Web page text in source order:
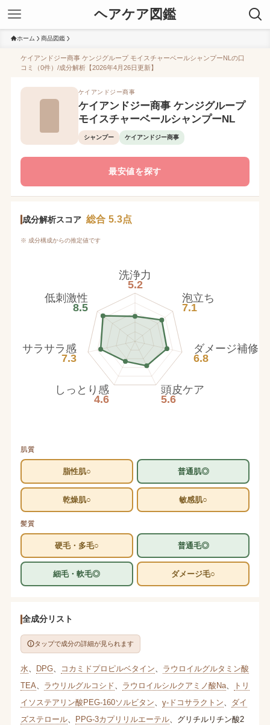
ヘアケア図鑑
ホーム 商品図鑑
ケイアンドジー商事 ケンジグループ モイスチャーベールシャンプーNLの口
コミ（0件）/成分解析【2026年4月26日更新】
ケイアンドジー商事
ケイアンドジー商事 ケンジグループ
モイスチャーベールシャンプーNL
シャンプー ケイアンドジー商事
最安値を探す
成分解析スコア 総合 5.3点
※ 成分構成からの推定値です
洗浄力
5.2
泡立ち
7.1
ダメージ補修
6.8
頭皮ケア
5.6
しっとり感
4.6
サラサラ感
7.3
低刺激性
8.5
肌質
脂性肌○ 普通肌◎
乾燥肌○ 敏感肌○
髪質
硬毛・多毛○ 普通毛◎
細毛・軟毛◎ ダメージ毛○
全成分リスト
タップで成分の詳細が見られます
水 DPG、 コカミドプロピルベタイン
ラウロイルグルタミン酸
TEA
ラウリルグルコシド ラウロイルシルクアミノ酸Na、
トリ
イソステアリン酸PEG-160ソルビタン
γ-ドコサラクトン
ダイ
ズステロール、 PPG-3カプリリルエーテル、 グリチルリチン酸2